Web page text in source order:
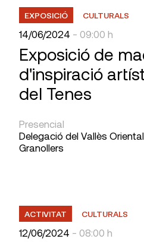
EXPOSICIÓ CULTURALS
14/06/2024 - 09:00 h
Exposició de
d'inspiració
del Tenes
Presencial
Delegació del Vallès
Granollers
ACTIVITAT CULTURALS
12/06/2024 - 08:00 h